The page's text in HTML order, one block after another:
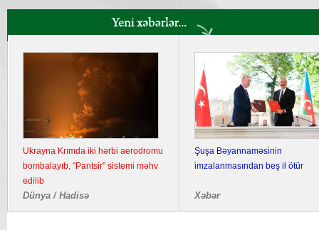
Ukrayna Krımda iki hərbi aerodromu
bombalayıb, "Pantsir" sistemi məhv
edilib
Dünya / Hadisə
Şuşa Bəyannaməsinin
imzalanmasından beş il ötür
Xəbər